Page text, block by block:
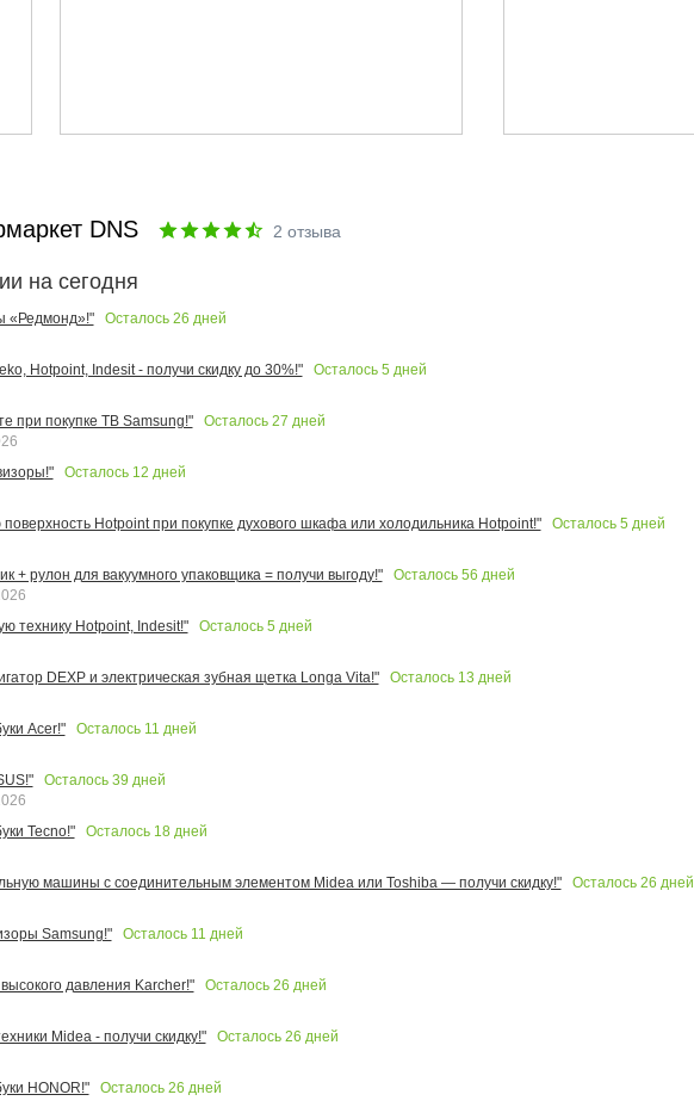
DNS 2 отзыва
на сегодня
«Редмонд»!" Осталось 26 дней
Hotpoint, Indesit - получи скидку до 30%!" Осталось 5 дней
при покупке ТВ Samsung!" Осталось 27 дней
Осталось 12 дней
Hotpoint при покупке духового шкафа или холодильника Hotpoint!" Осталось 5 дней
+ рулон для вакуумного упаковщика = получи выгоду!" Осталось 56 дней
технику Hotpoint, Indesit!"
Осталось 5 дней
DEXP и электрическая зубная щетка Longa Vita!" Осталось 13 дней
Acer!" Осталось 11 дней
Осталось 39 дней
Tecno!"
Осталось 18дней
машины с соединительным элементом Midea или Toshiba — получи скидку!" Осталось 26 дней
Samsung!" Осталось 11 дней
давления Karcher!" Осталось 26 дней
Midea - получи скидку!" Осталось 26 дней
HONOR!" Осталось 26 дней